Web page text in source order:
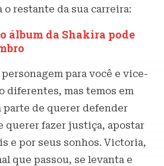
o restante da sua carreira:
álbum da Shakira pode
para você e vice-
diferentes, mas temos em
parte de querer defender
querer fazer justiça, apostar
e por seus sonhos. Victoria,
que passou, se levanta e